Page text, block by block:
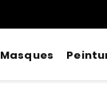
Masques